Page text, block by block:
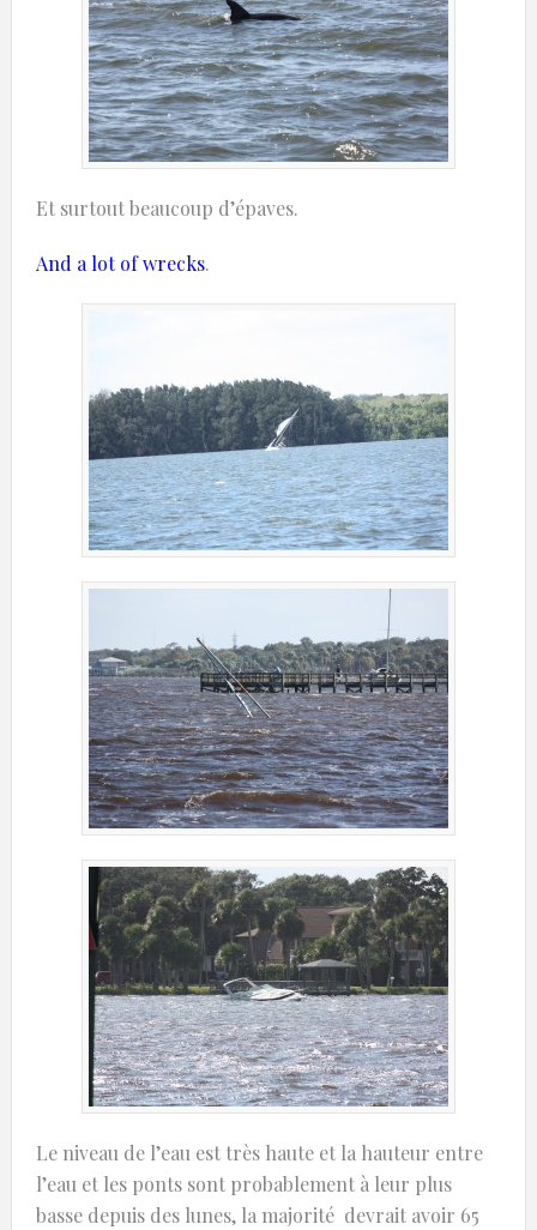
Et surtout beaucoup d’épaves.
And a lotof wrecks.
Le niveau de l’eau est très haute et la hauteur entre
l’eau et les ponts sont probablement à leur plus
basse depuis des lunes, la majorité devrait avoir 65